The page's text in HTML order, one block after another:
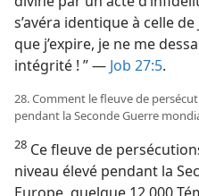
s’avéra identique à celle de
que j’expire, je ne me
intégrité ! ” — Job 27:5.
28. Comment le fleuve de
pendant la Seconde Guerre
28 Ce fleuve de
niveau élevé pendant la